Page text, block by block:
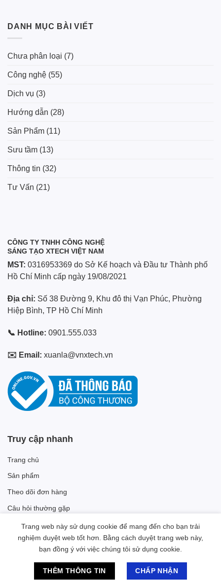
DANH MỤC BÀI VIẾT
Chưa phân loại (7)
Công nghệ (55)
Dịch vụ (3)
Hướng dẫn (28)
Sản Phẩm (11)
Sưu tầm (13)
Thông tin (32)
Tư Vấn (21)
CÔNG TY TNHH CÔNG NGHỆ
SÁNG TẠO XTECH VIỆT NAM
MST: 0316953369 do Sở Kế hoạch và Đầu tư Thành phố
Hồ Chí Minh cấp ngày 19/08/2021
Địa chỉ: Số 38 Đường 9, Khu đô thị Vạn Phúc, Phường
Hiệp Bình, TP Hồ Chí Minh
📞 Hotline: 0901.555.033
✉️ Email: xuanla@vnxtech.vn
Truy cập nhanh
Trang chủ
Sản phẩm
Theo dõi đơn hàng
Câu hỏi thường gặp
Danh mục sản phẩm
Thiết Bị Công Nghệ
Chat hỗ trợ
Trang web này sử dụng cookie để mang đến cho bạn trải
nghiệm duyệt web tốt hơn. Bằng cách duyệt trang web này,
bạn đồng ý với việc chúng tôi sử dụng cookie.
THÊM THÔNG TIN CHẤP NHẬN